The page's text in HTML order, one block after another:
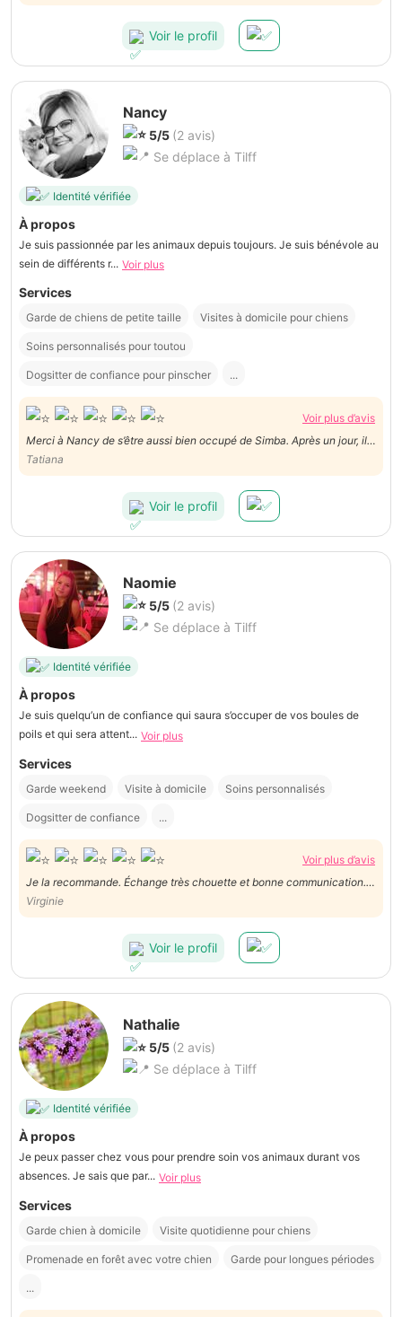
passé de bonnes vacances en compagnie de copines de jeux. C'était
moi qui était stressée et pour rien .
Voir le profil
Nancy
5/5 (2 avis)
Se déplace à Tilff
Identité vérifiée
À propos
Je suis passionnée par les animaux depuis toujours. Je suis bénévole au
sein de différents r... Voir plus
Services
Garde de chiens de petite taille Visites à domicile pour chiens
Soins personnalisés pour toutou
Dogsitter de confiance pour pinscher ...
Voir plus d’avis
Merci à Nancy de s’être aussi bien occupé de Simba. Après un jour, il
se sentait comme à la maison. Je referai appel à Nancy pour nos
prochaines vacances.
Tatiana
Voir le profil
Naomie
5/5 (2 avis)
Se déplace à Tilff
Identité vérifiée
À propos
Je suis quelqu’un de confiance qui saura s’occuper de vos boules de
poils et qui sera attent... Voir plus
Services
Garde weekend Visite à domicile Soins personnalisés
Dogsitter de confiance ...
Voir plus d’avis
Je la recommande. Échange très chouette et bonne communication.
Virginie
Voir le profil
Nathalie
5/5 (2 avis)
Se déplace à Tilff
Identité vérifiée
À propos
Je peux passer chez vous pour prendre soin vos animaux durant vos
absences. Je sais que par... Voir plus
Services
Garde chien à domicile Visite quotidienne pour chiens
Promenade en forêt avec votre chien Garde pour longues périodes
...